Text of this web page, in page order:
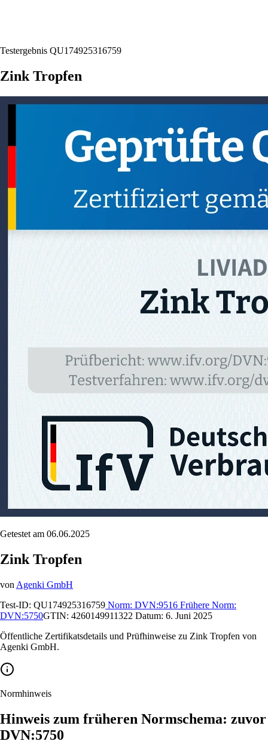
Testergebnis QU174925316759
Zink Tropfen
Getestet am 06.06.2025
Zink Tropfen
von Agenki GmbH
Test-ID: QU174925316759 Norm: DVN:9516 Frühere Norm:
DVN:5750GTIN: 4260149911322 Datum: 6. Juni 2025
Öffentliche Zertifikatsdetails und Prüfhinweise zu Zink Tropfen von
Agenki GmbH.
Normhinweis
Hinweis zum früheren Normschema: zuvor
DVN:5750